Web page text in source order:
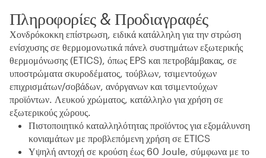
Πληροφορίες & Προδιαγραφές
Χονδρόκοκκη επίστρωση, ειδικά κατάλληλη για την στρώση
ενίσχυσης σε θερμομονωτικά πάνελ συστημάτων εξωτερικής
θερμομόνωσης (ETICS), όπως EPS και πετροβάμβακας, σε
υποστρώματα σκυροδέματος, τούβλων, τσιμεντούχων
επιχρισμάτων/σοβάδων, ανόργανων και τσιμεντούχων
προϊόντων. Λευκού χρώματος, κατάλληλο για χρήση σε
εξωτερικούς χώρους.
Πιστοποιητικό καταλληλότητας προϊόντος για εξομάλυνση
κονιαμάτων με προβλεπόμενη χρήση σε ETICS
Υψηλή αντοχή σε κρούση έως 60 Joule, σύμφωνα με το